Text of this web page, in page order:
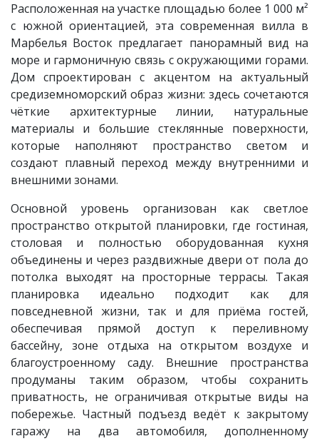
Расположенная на участке площадью более 1 000 м²
с южной ориентацией, эта современная вилла в
Марбелья Восток предлагает панорамный вид на
море и гармоничную связь с окружающими горами.
Дом спроектирован с акцентом на актуальный
средиземноморский образ жизни: здесь сочетаются
чёткие архитектурные линии, натуральные
материалы и большие стеклянные поверхности,
которые наполняют пространство светом и
создают плавный переход между внутренними и
внешними зонами.
Основной уровень организован как светлое
пространство открытой планировки, где гостиная,
столовая и полностью оборудованная кухня
объединены и через раздвижные двери от пола до
потолка выходят на просторные террасы. Такая
планировка идеально подходит как для
повседневной жизни, так и для приёма гостей,
обеспечивая прямой доступ к переливному
бассейну, зоне отдыха на открытом воздухе и
благоустроенному саду. Внешние пространства
продуманы таким образом, чтобы сохранить
приватность, не ограничивая открытые виды на
побережье. Частный подъезд ведёт к закрытому
гаражу на два автомобиля, дополненному